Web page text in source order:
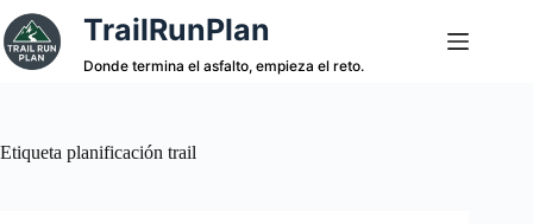
Saltar
al
contenido
TrailRunPlan
Donde termina el asfalto, empieza el reto.
Etiqueta planificación trail